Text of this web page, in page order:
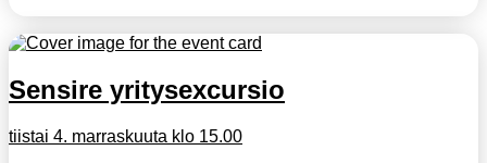
Sensire yritysexcursio
tiistai 4. marraskuuta klo 15.00